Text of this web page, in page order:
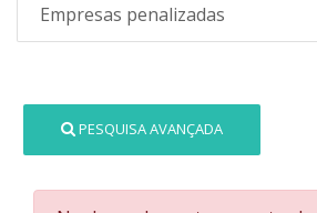
Empresas penalizadas
PESQUISA AVANÇADA